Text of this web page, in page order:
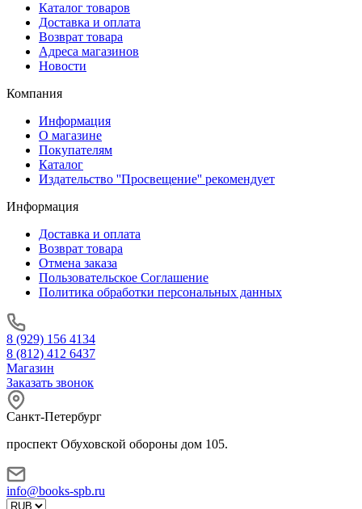
Каталог товаров
Доставка и оплата
Возврат товара
Адреса магазинов
Новости
Компания
Информация
О магазине
Покупателям
Каталог
Издательство ''Просвещение'' рекомендует
Информация
Доставка и оплата
Возврат товара
Отмена заказа
Пользовательское Соглашение
Политика обработки персональных данных
8 (929) 156 4134
8 (812) 412 6437
Магазин
Заказать звонок
Санкт-Петербург
проспект Обуховской обороны дом 105.
info@books-spb.ru